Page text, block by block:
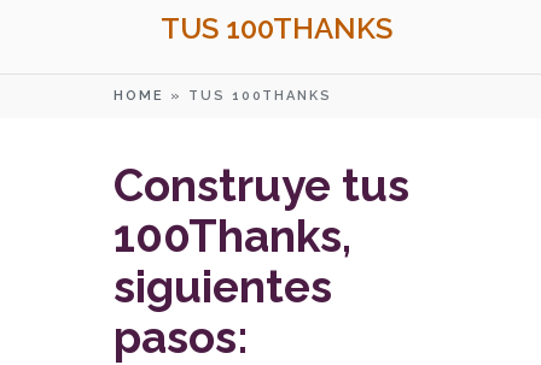
TUS 100THANKS
HOME » TUS 100THANKS
Construye tus
100Thanks,
siguientes
pasos: